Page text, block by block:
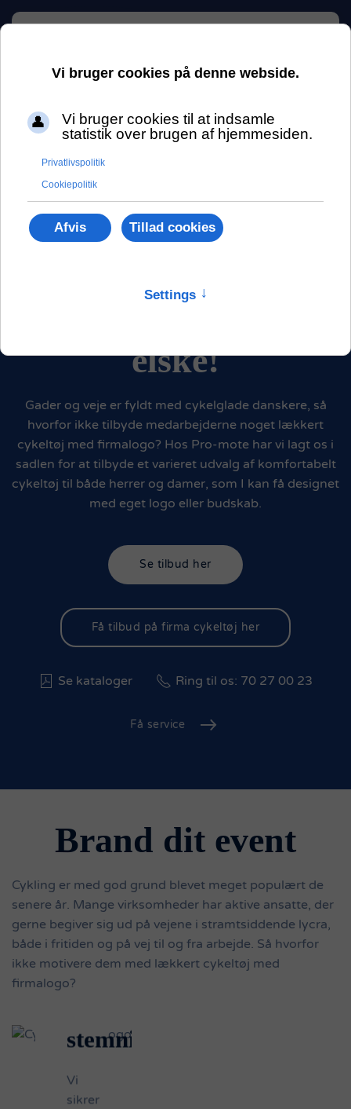
Cykeltøjmed logo
Lækkert firma
cykeltøj, som
elske!
Gader og veje er fyldt med cykelglade danskere, så
hvorfor ikke tilbyde medarbejderne noget lækkert
cykeltøj med firmalogo? Hos Pro-mote har vi lagt os i
sadlen for at tilbyde et varieret udvalg af komfortabelt
cykeltøj til både herrer og damer, som I kan få designet
med eget logo eller budskab.
Se tilbud her
Få tilbud på firma cykeltøj her
Se kataloger Ring til os: 70 27 00 23
Få service
Brand dit event
Cykling er med god grund blevet meget populært de
senere år. Mange virksomheder har aktive ansatte, der
gerne begiver sig ud på vejene i stramtsiddende lycra,
både i fritiden og på vej til og fra arbejde. Så hvorfor
ikke motivere dem med lækkert cykeltøj med
firmalogo?
Skal
holdet
have
den
rigtige
Tour
de
stemning?
Vi
sikrer